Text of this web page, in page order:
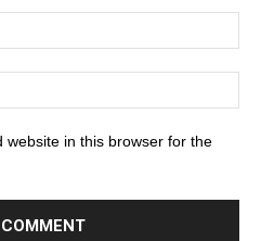
website in this browser for the